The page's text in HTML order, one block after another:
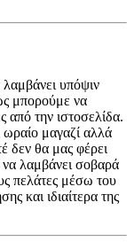
υπόψιν
μπορούμε να
από την ιστοσελίδα.
ωραίο μαγαζί αλλά
δεν θα μας φέρει
λαμβάνει σοβαρά
πελάτες μέσω του
και ιδιαίτερα της